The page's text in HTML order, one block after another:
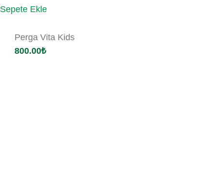
Sepete Ekle
Perga Vita Kids
800.00₺